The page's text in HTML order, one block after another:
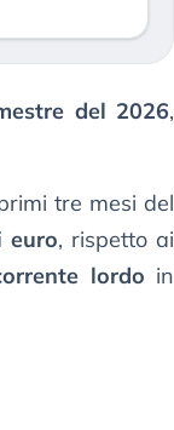
del 2026,
tre mesi del
euro, rispetto ai
lordo in